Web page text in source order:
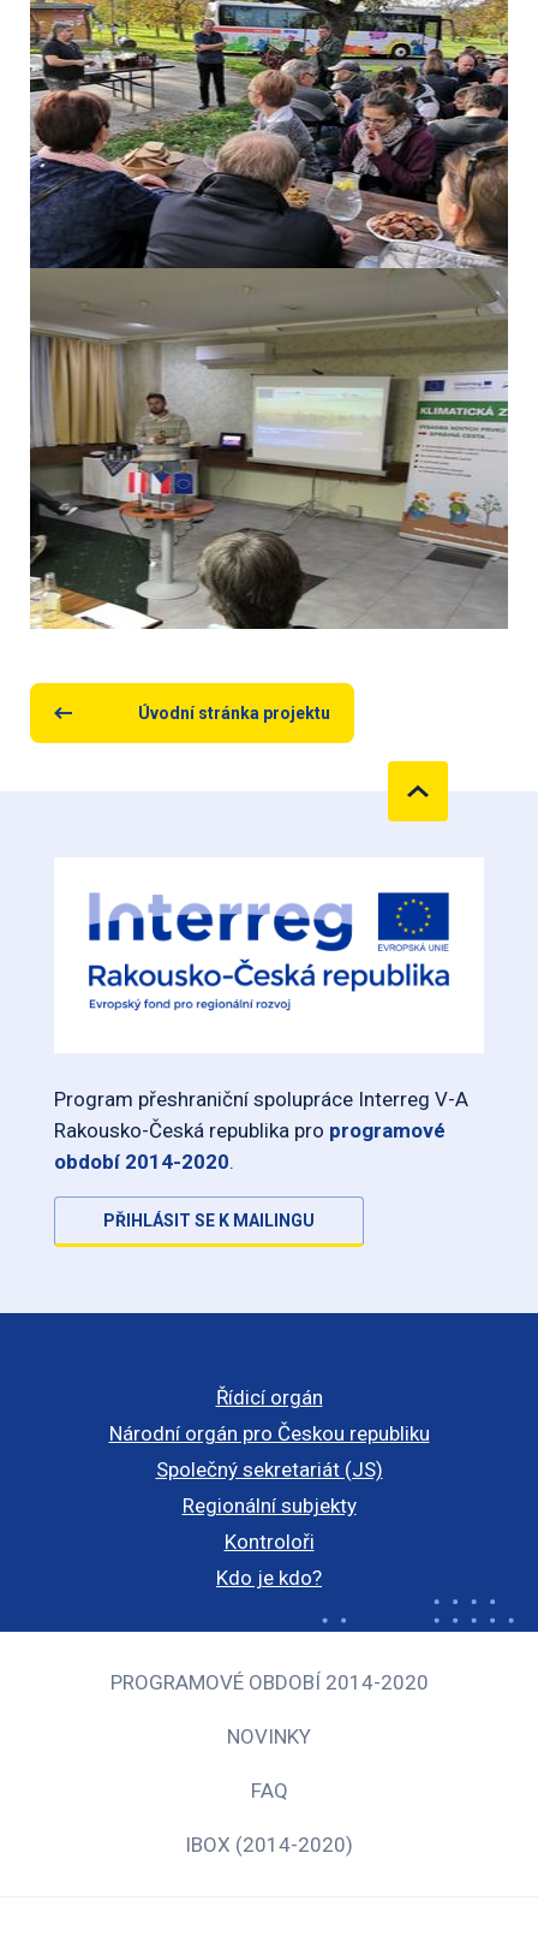
Úvodní stránka projektu
Program přeshraniční spolupráce Interreg V-A
Rakousko-Česká republika pro programové
období 2014-2020.
PŘIHLÁSIT SE K MAILINGU
Řídicí orgán
Národní orgán pro Českou republiku
Společný sekretariát (JS)
Regionální subjekty
Kontroloři
Kdo je kdo?
PROGRAMOVÉ OBDOBÍ 2014-2020
NOVINKY
FAQ
IBOX (2014-2020)